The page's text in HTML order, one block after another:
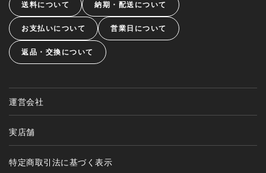
送料について 納期・配送について
お支払いについて 営業日について
返品・交換について
運営会社
実店舗
特定商取引法に基づく表示